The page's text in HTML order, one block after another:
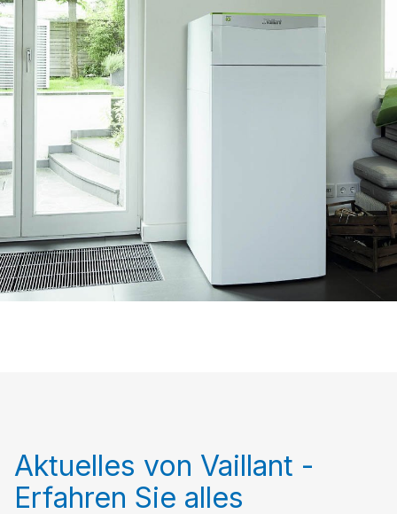
Aktuelles von Vaillant -
Erfahren Sie alles